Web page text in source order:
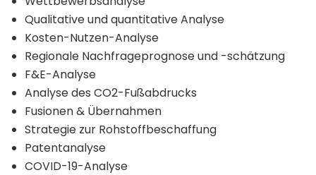
Qualitative und quantitative Analyse
Kosten-Nutzen-Analyse
Regionale Nachfrageprognose und -schätzung
F&E-Analyse
Analyse des CO2-Fußabdrucks
Fusionen & Übernahmen
Strategie zur Rohstoffbeschaffung
Patentanalyse
COVID-19-Analyse